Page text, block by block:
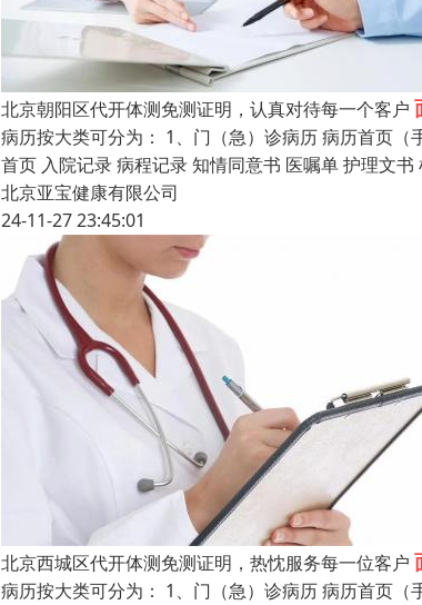
北京朝阳区代开体测免测证明，认真对待每一个客户
病历按大类可分为： 1、门（急）诊病历 病历首页
首页 入院记录 病程记录 知情同意书 医嘱单 护理文
北京亚宝健康有限公司
24-11-27 23:45:01
北京西城区代开体测免测证明，热忱服务每一位客户
病历按大类可分为： 1、门（急）诊病历 病历首页